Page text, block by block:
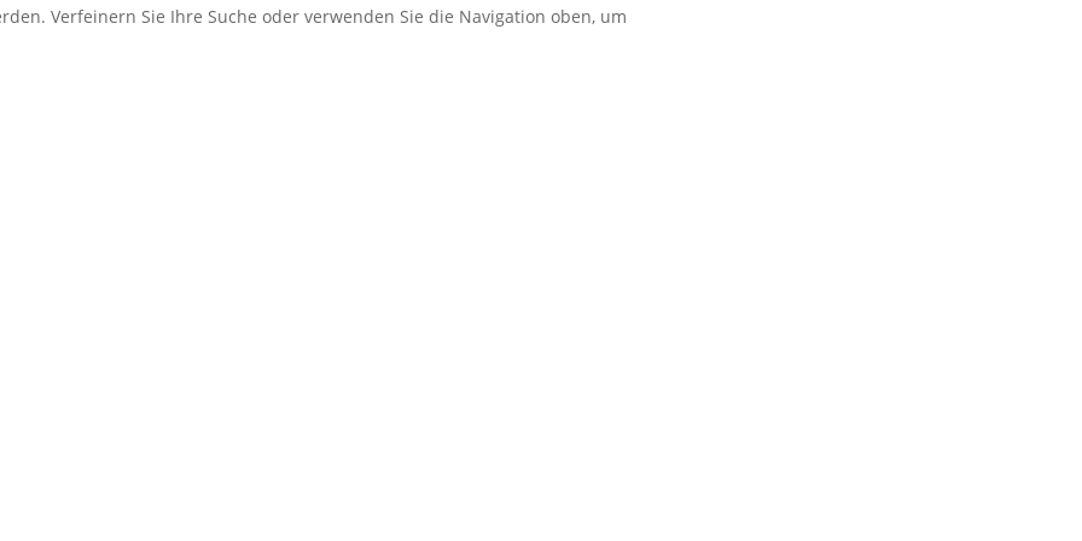
Verfeinern Sie Ihre Suche oder verwenden Sie die Navigation oben, um